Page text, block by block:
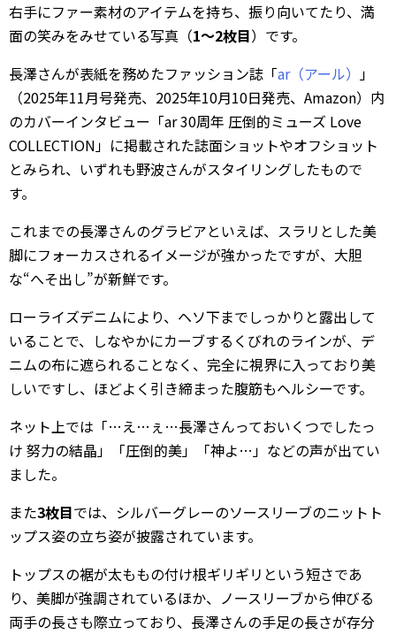
右手にファー素材のアイテムを持ち、振り向いてたり、満
面の笑みをみせている写真（1～2枚目）です。
長澤さんが表紙を務めたファッション誌「ar（アール） 」
（2025年11月号発売、2025年10月10日発売、Amazon）内
のカバーインタビュー「ar 30周年 圧倒的ミューズ Love
COLLECTION」に掲載された誌面ショットやオフショット
とみられ、いずれも野波さんがスタイリングしたもので
す。
これまでの長澤さんのグラビアといえば、スラリとした美
脚にフォーカスされるイメージが強かったですが、大胆
な“へそ出し”が新鮮です。
ローライズデニムにより、ヘソ下までしっかりと露出して
いることで、しなやかにカーブするくびれのラインが、デ
ニムの布に遮られることなく、完全に視界に入っており美
しいですし、ほどよく引き締まった腹筋もヘルシーです。
ネット上では「…え…ぇ…長澤さんっておいくつでしたっ
け 努力の結晶」「圧倒的美」「神よ…」などの声が出てい
ました。
また3枚目では、シルバーグレーのソースリーブのニットト
ップス姿の立ち姿が披露されています。
トップスの裾が太ももの付け根ギリギリという短さであ
り、美脚が強調されているほか、ノースリーブから伸びる
両手の長さも際立っており、長澤さんの手足の長さが存分